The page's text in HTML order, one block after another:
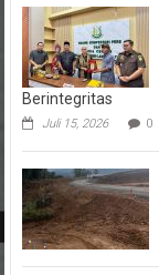
Berintegritas
Juli 15, 2026 0